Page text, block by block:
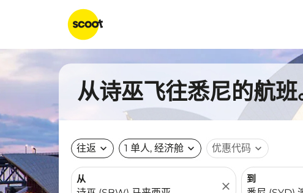
从诗巫飞往悉尼的航
往返 expand_more 1 单人, 经济舱 expand_more 优惠代码 expand_more
从
close
到